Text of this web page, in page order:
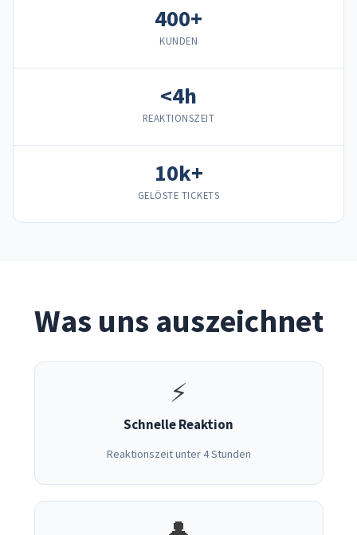
400+
KUNDEN
<4h
REAKTIONSZEIT
10k+
GELÖSTE TICKETS
Was uns auszeichnet
⚡
Schnelle Reaktion
Reaktionszeit unter 4 Stunden